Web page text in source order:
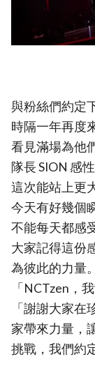
與粉絲們約定
時隔一年再度
看見滿場為他
隊長 SION 感
這次能站上更
今天有好幾個
不能每天都感
大家記得這份
為彼此的力量
「NCTzen，
「謝謝大家
家帶來力量，
挑戰，我們約